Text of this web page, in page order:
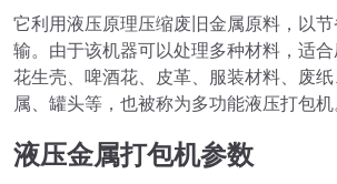
它利用液压原理压缩废旧金属原料，以
输。由于该机器可以处理多种材料，适合
花生壳、啤酒花、皮革、服装材料、废
属、罐头等，也被称为多功能液压打包机
液压金属打包机参数